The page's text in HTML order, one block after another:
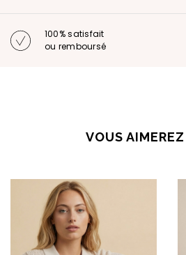
100% satisfait
ou remboursé
VOUS